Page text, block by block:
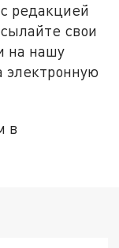
редакцией
свои
на нашу
электронную
в